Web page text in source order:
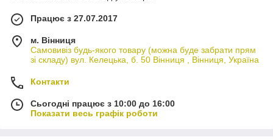
Працює з 27.07.2017
м. Вінниця
Самовивіз будь-якого товару (можна буде забрати прям
зі складу) вул. Келецька, б. 50 Вінниця , Вінниця, Україна
Контакти
Сьогодні працює з 10:00 до 16:00
Показати весь графік роботи